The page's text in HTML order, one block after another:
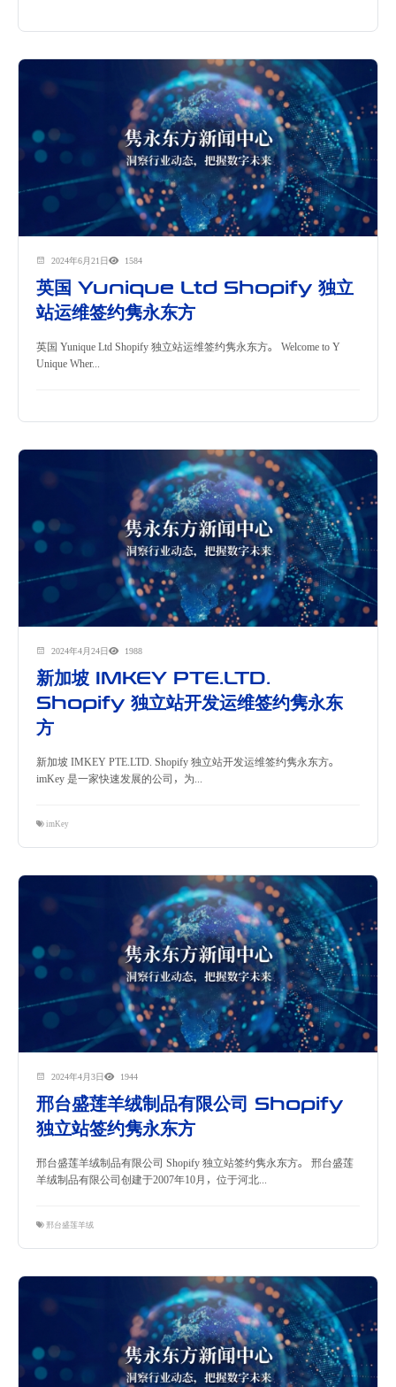
2024年6月21日 1584
英国 Yunique Ltd Shopify 独立
站运维签约隽永东方
英国 Yunique Ltd Shopify 独立站运维签约隽永东方。 Welcome to Y
Unique Wher...
2024年4月24日 1988
新加坡 IMKEY PTE.LTD.
Shopify 独立站开发运维签约隽永东
方
新加坡 IMKEY PTE.LTD. Shopify 独立站开发运维签约隽永东方。
imKey 是一家快速发展的公司，为...
imKey
2024年4月3日 1944
邢台盛莲羊绒制品有限公司 Shopify
独立站签约隽永东方
邢台盛莲羊绒制品有限公司 Shopify 独立站签约隽永东方。 邢台盛莲
羊绒制品有限公司创建于2007年10月，位于河北...
邢台盛莲羊绒